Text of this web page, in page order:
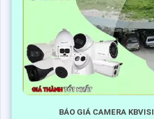
BÁO GIÁ CAMERA